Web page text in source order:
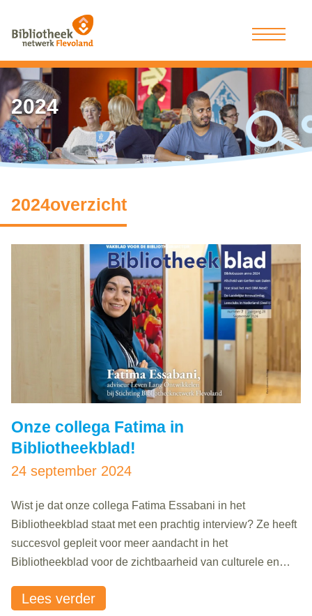
2024
2024overzicht
Onze collega Fatima in
Bibliotheekblad!
24 september 2024
Wist je dat onze collega Fatima Essabani in het
Bibliotheekblad staat met een prachtig interview? Ze heeft
succesvol gepleit voor meer aandacht in het
Bibliotheekblad voor de zichtbaarheid van culturele en
wilde haar bovendien graag interviewen over haar
Lees verder